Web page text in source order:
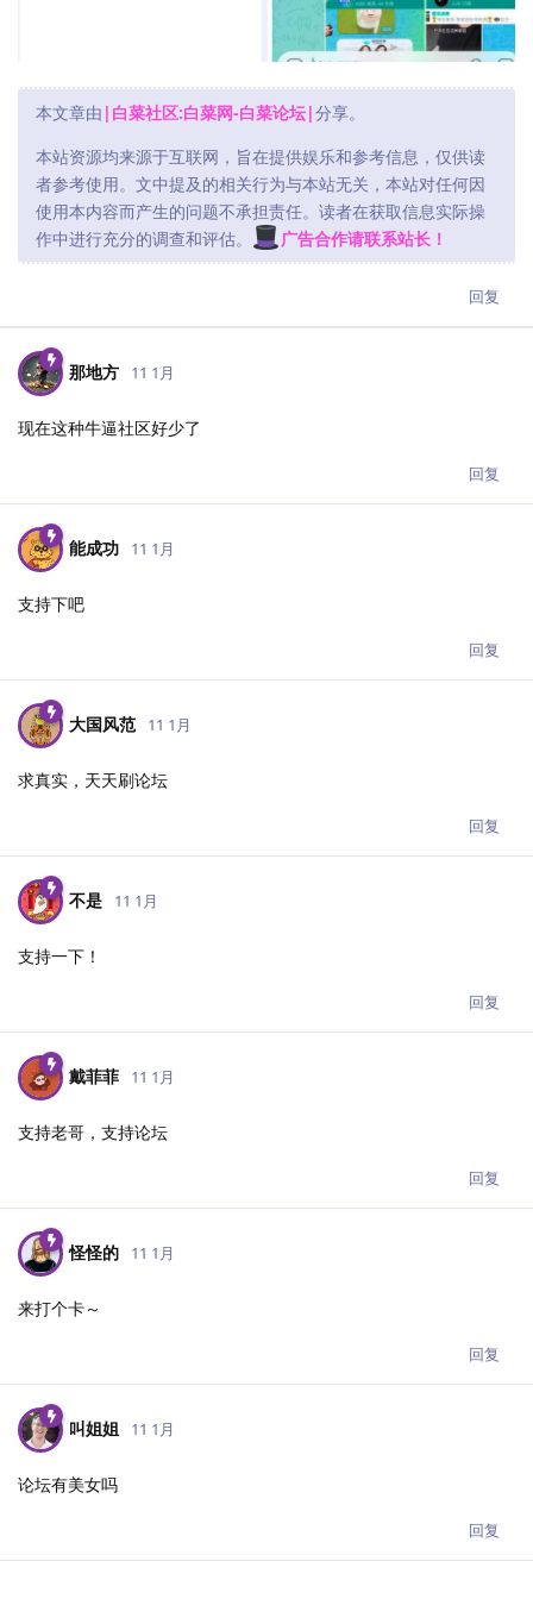
本文章由 |白菜社区:白菜网-白菜论坛|分享。
本站资源均来源于互联网，旨在提供娱乐和参考信息，仅供读
者参考使用。文中提及的相关行为与本站无关，本站对任何因
使用本内容而产生的问题不承担责任。读者在获取信息实际操
作中进行充分的调查和评估。
广告合作请联系站长！
回复
那地方 11 1月
现在这种牛逼社区好少了
回复
能成功 11 1月
支持下吧
回复
大国风范 11 1月
求真实，天天刷论坛
回复
不是 11 1月
支持一下！
回复
戴菲菲 11 1月
支持老哥，支持论坛
回复
怪怪的 11 1月
来打个卡～
回复
叫姐姐 11 1月
论坛有美女吗
回复